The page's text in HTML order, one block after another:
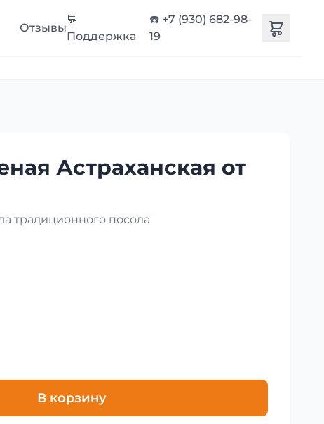
Отзывы
💬
Поддержка
☎️ +7 (930) 682-98-
19
Астраханская от
традиционного посола
В корзину